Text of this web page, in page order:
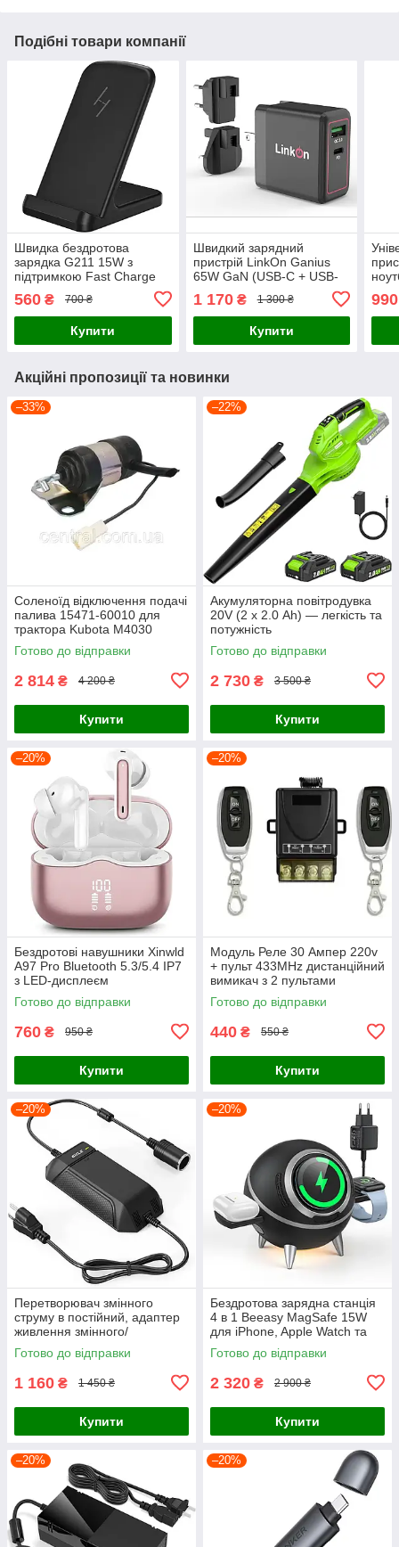
Подібні товари компанії
Швидка бездротова
зарядка G211 15W з
підтримкою Fast Charge
560 ₴ 700 ₴
Купити
Швидкий зарядний
пристрій LinkOn Ganius
65W GaN (USB-C + USB-
Black
1 170₴ 1 300 ₴
Купити
990
Акційні пропозиції та новинки
–33%
Соленоїд відключення подачі
палива 15471-60010 для
трактора Kubota M4030
M4900 M4950 M5030 M5700
екскаватор KH-151 KH-191
Готово до відправки
2 814 ₴ 4 200 ₴
Купити
–22%
Акумуляторна повітродувка
20V (2 х 2.0 Ah) — легкість та
потужність
Готово до відправки
2 730 ₴ 3 500 ₴
Купити
–20%
Бездротові навушники Xinwld
A97 Pro Bluetooth 5.3/5.4 IP7
з LED-дисплеєм
Готово до відправки
760 ₴ 950 ₴
Купити
–20%
Модуль Реле 30 Ампер 220v
+ пульт 433MHz дистанційний
вимикач з 2 пультами
Готово до відправки
440 ₴ 550 ₴
Купити
–20%
Перетворювач змінного
струму в постійний, адаптер
живлення змінного/
постійного струму 12 В 15 А
180 Вт
Готово до відправки
1 160 ₴ 1 450 ₴
Купити
–20%
Бездротова зарядна станція
4 в 1 Beeasy MagSafe 15W
для iPhone, Apple Watch та
AirPods, Чорна
Готово до відправки
2 320 ₴ 2 900 ₴
Купити
–20% –20%